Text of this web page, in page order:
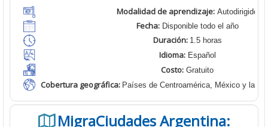
Modalidad de aprendizaje: Autodirigido
Fecha:Disponible todo el año
Duración: 1.5 horas
Idioma:Español
Costo: Gratuito
Cobertura geográfica: Países de Centroamérica, México y la
MigraCiudades Argentina: